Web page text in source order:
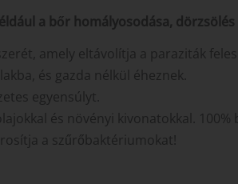
a bőr homályosodása, dörzsölés
amely eltávolítja a paraziták
és gazda nélkül éheznek.
egyensúlyt.
és növényi kivonatokkal. 100%
a szűrőbaktériumokat!